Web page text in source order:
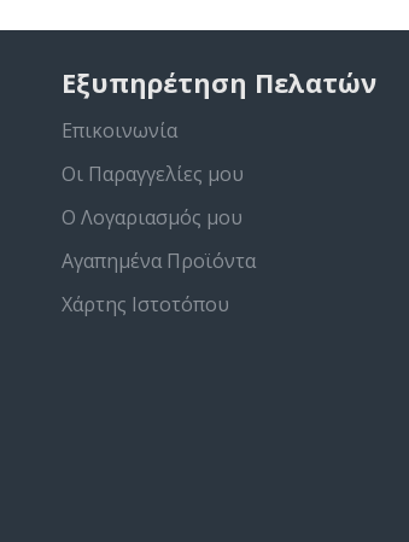
Εξυπηρέτηση Πελατών
Επικοινωνία
Οι Παραγγελίες μου
Ο Λογαριασμός μου
Αγαπημένα Προϊόντα
Χάρτης Ιστοτόπου